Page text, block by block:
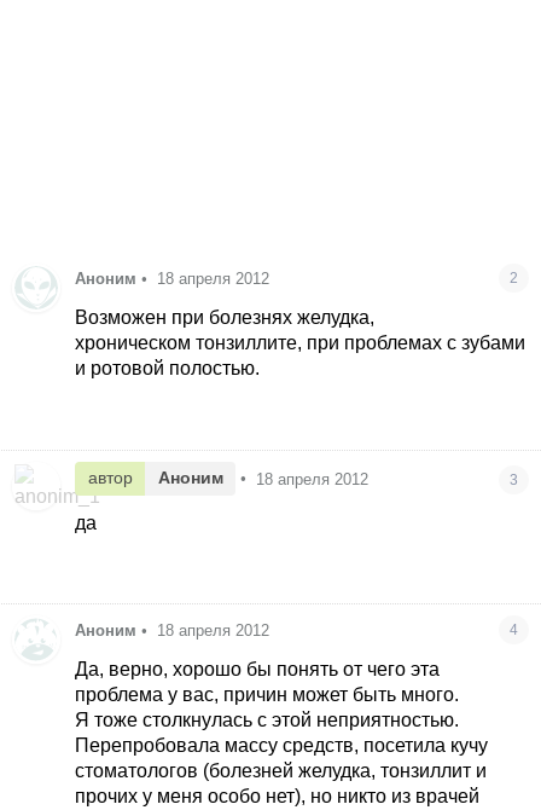
Аноним • 18 апреля 2012 2
Возможен при болезнях желудка,
хроническом тонзиллите, при проблемах с зубами
и ротовой полостью.
автор Аноним • 18 апреля 2012 3
да
Аноним • 18 апреля 2012 4
Да, верно, хорошо бы понять от чего эта
проблема у вас, причин может быть много.
Я тоже столкнулась с этой неприятностью.
Перепробовала массу средств, посетила кучу
стоматологов (болезней желудка, тонзиллит и
прочих у меня особо нет), но никто из врачей